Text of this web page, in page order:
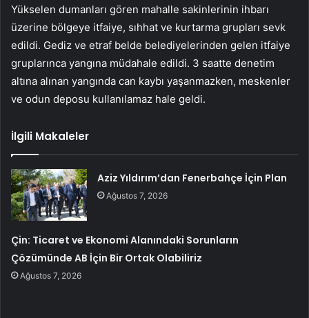
Yükselen dumanları gören mahalle sakinlerinin ihbarı
üzerine bölgeye itfaiye, sıhhat ve kurtarma grupları sevk
edildi. Gediz ve etraf belde belediyelerinden gelen itfaiye
gruplarınca yangına müdahale edildi. 3 saatte denetim
altına alınan yangında can kaybı yaşanmazken, meskenler
ve odun deposu kullanılamaz hale geldi.
İlgili Makaleler
Aziz Yıldırım’dan Fenerbahçe İçin Plan
Ağustos 7, 2026
Çin: Ticaret ve Ekonomi Alanındaki Sorunların
Çözümünde AB İçin Bir Ortak Olabiliriz
Ağustos 7, 2026